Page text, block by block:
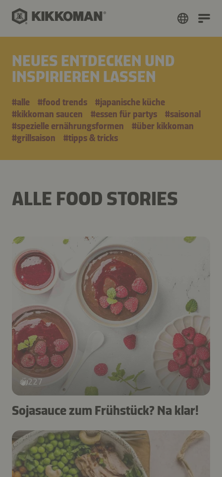
NEUES ENTDECKEN UND
INSPIRIEREN LASSEN
#alle #food trends
#japanische küche
#kikkoman saucen
#essen für partys
#saisonal
#spezielle ernährungsformen
#über kikkoman
#grillsaison
#tipps & tricks
ALLE FOOD STORIES
227
Sojasauce zum Frühstück? Na klar!